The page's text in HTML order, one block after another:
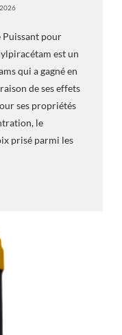
pour
est un
qui a gagné en
de ses effets
ses propriétés
le
prisé parmi les